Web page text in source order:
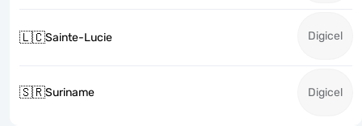
🇱🇨Sainte-Lucie Digicel
🇸🇷Suriname Digicel